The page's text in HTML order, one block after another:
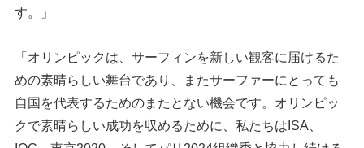
す。」
「オリンピックは、サーフィンを新しい観客に届けるた
めの素晴らしい舞台であり、またサーファーにとっても
自国を代表するためのまたとない機会です。オリンピッ
クで素晴らしい成功を収めるために、私たちはISA、